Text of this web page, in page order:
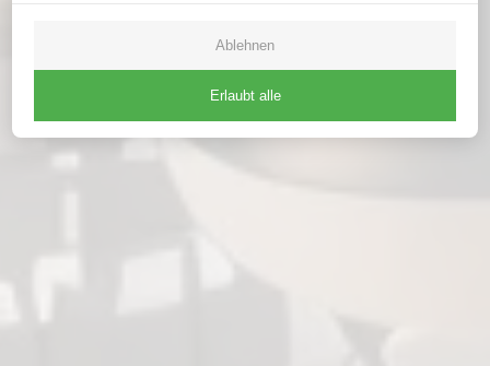
Ablehnen
Erlaubt alle